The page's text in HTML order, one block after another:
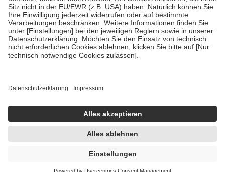
mit Ausnahme der Fahrkosten
• Untersuchungen zur Vorsorge und Früherkennung, die von der
GKV getragen werden
• empfohlenen Schutzimpfungen
• Harn- und Blutteststreifen
getroffen, um sicherzustellen, dass es sich um echte Bewertungen
https://help.etrusted.com/hc/de/articles/4419944605341
Einige Bilder und Inhalte wurden unter Zuhilfenahme künstlicher